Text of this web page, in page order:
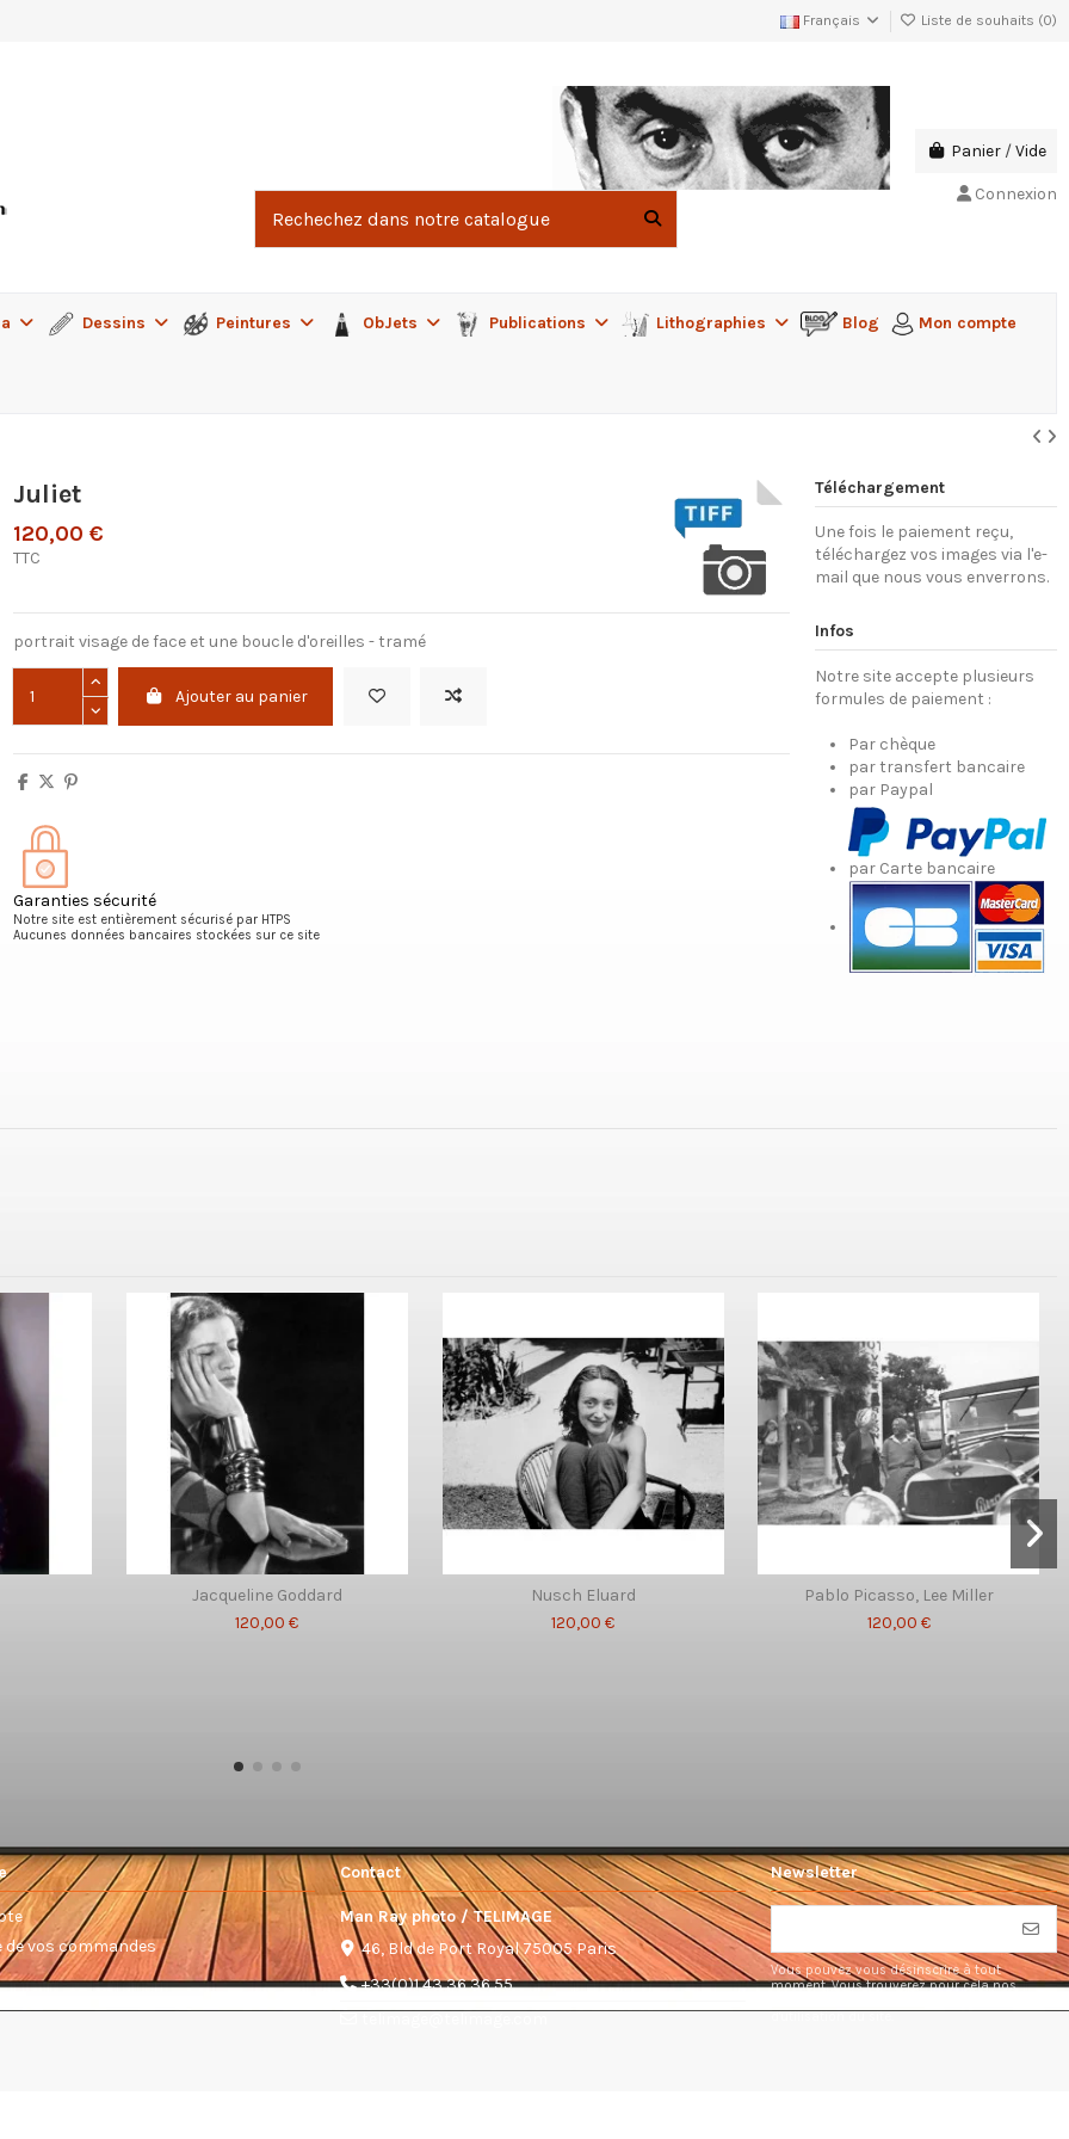
Français Liste de souhaits (0)
Panier /Vide
Connexion
Dessins Peintures ObJets Publications Lithographies Blog Mon compte
Juliet
120,00 €
TTC
portrait visage de face et une boucle d'oreilles - tramé
Ajouter au panier
Garanties sécurité
Notre site est entièrement sécurisé par HTPS
Aucunes données bancaires stockées sur ce site
Téléchargement
Une fois le paiement reçu,
téléchargez vos images via l'e-
mail que nous vous enverrons.
Infos
Notre site accepte plusieurs
formules de paiement :
Par chèque
par transfert bancaire
par Paypal
par Carte bancaire
Jacqueline Goddard
120,00 €
Nusch Eluard
120,00 €
Pablo Picasso, Lee Miller
120,00 €
de vos commandes
Contact
Man Ray photo / TELIMAGE
46, Bld de Port Royal 75005 Paris
+33(0)1 43 36 36 55
Newsletter
Vous pouvez vous désinscrire à tout
moment. Vous trouverez pour cela nos
d'utilisation du site.